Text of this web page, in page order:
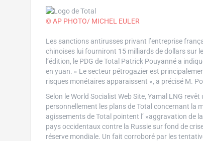
© AP PHOTO/ MICHEL EULER
Les sanctions antirusses privant l’entreprise
chinoises lui fourniront 15 milliards de dollars sur
l’édition, le PDG de Total Patrick Pouyanné a
en yuan. « Le secteur pétrogazier est
risques monétaires apparaissent », a précisé M.
Selon le World Socialist Web Site, Yamal LNG
personnellement les plans de Total concernant la
agissements de Total pointent l’ »aggravation de
pays occidentaux contre la Russie sur fond de
réserve mondiale. Un fait corroboré par les